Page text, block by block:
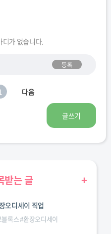
디가 없습니다.
등록
다음
글쓰기
받는 글 +
오디세이 직업
블록스#환장오디세이